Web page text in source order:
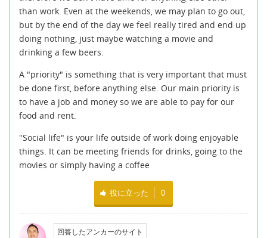
than work. Even at the weekends, we may plan to go out,
but by the end of the day we feel really tired and end up
doing nothing, just maybe watching a movie and
drinking a few beers.
A "priority" is something that is very important that must
be done first, before anything else. Our main priority is
to have a job and money so we are able to pay for our
food and rent.
"Social life" is your life outside of work doing enjoyable
things. It can be meeting friends for drinks, going to the
movies or simply having a coffee
役に立った 0
回答したアンカーのサイト